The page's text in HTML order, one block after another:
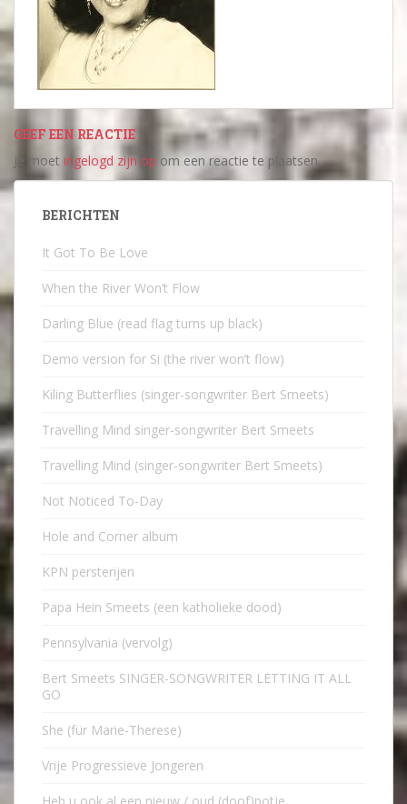
GEEF EEN REACTIE
Je moet ingelogd zijn op om een reactie te plaatsen.
BERICHTEN
It Got To Be Love
When the River Won’t Flow
Darling Blue (read flag turns up black)
Demo version for Si (the river won’t flow)
Kiling Butterflies (singer-songwriter Bert Smeets)
Travelling Mind singer-songwriter Bert Smeets
Travelling Mind (singer-songwriter Bert Smeets)
Not Noticed To-Day
Hole and Corner album
KPN persterijen
Papa Hein Smeets (een katholieke dood)
Pennsylvania (vervolg)
Bert Smeets SINGER-SONGWRITER LETTING IT ALL
GO
She (für Marie-Therese)
Vrije Progressieve Jongeren